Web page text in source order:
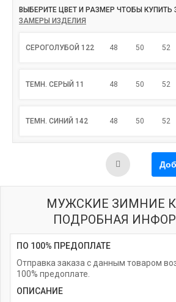
ВЫБЕРИТЕ ЦВЕТ И РАЗМЕР ЧТОБЫ
ЗАМЕРЫ ИЗДЕЛИЯ
СЕРОГОЛУБОЙ 122 48 50 52
ТЕМН. СЕРЫЙ 11 48 50 52
ТЕМН. СИНИЙ 142 48 50 52
МУЖСКИЕ ЗИМНИЕ
ПОДРОБНАЯ
ПО 100% ПРЕДОПЛАТЕ
Отправка заказа с данным товаром
100% предоплате.
ОПИСАНИЕ